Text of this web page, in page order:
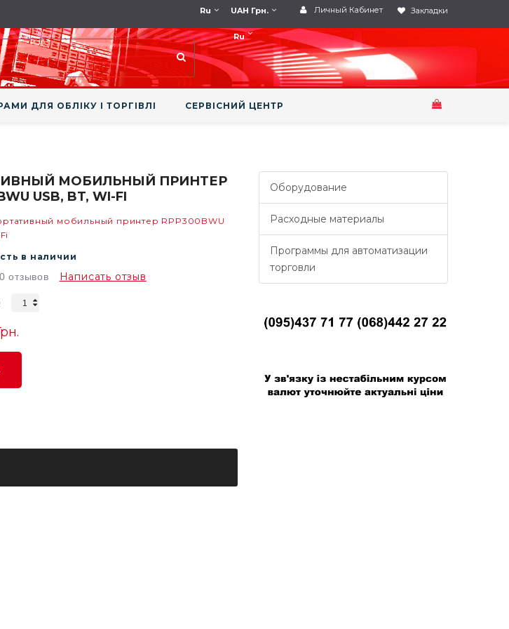
Закладки
Личный Кабинет
UAH Грн.
Ru
Ru
ДЛЯ ОБЛІКУ І ТОРГІВЛІ СЕРВІСНИЙ ЦЕНТР
МОБИЛЬНЫЙ ПРИНТЕР
USB, BT, WI-FI
мобильный принтер RPP300BWU
в наличии
0 отзывов Написать отзыв
Оборудование
Расходные материалы
Программы для автоматизации
торговли